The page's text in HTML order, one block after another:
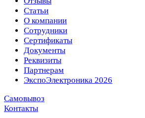
Статьи
О компании
Сотрудники
Сертификаты
Документы
Реквизиты
Партнерам
ЭкспоЭлектроника 2026
Самовывоз
Контакты